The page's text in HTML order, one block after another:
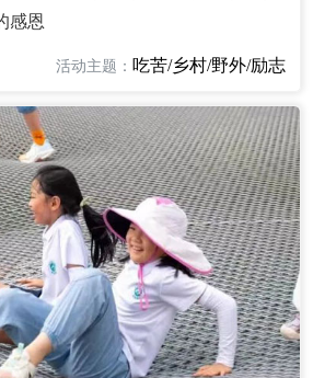
感恩
活动主题： 吃苦/乡村/野外/励志